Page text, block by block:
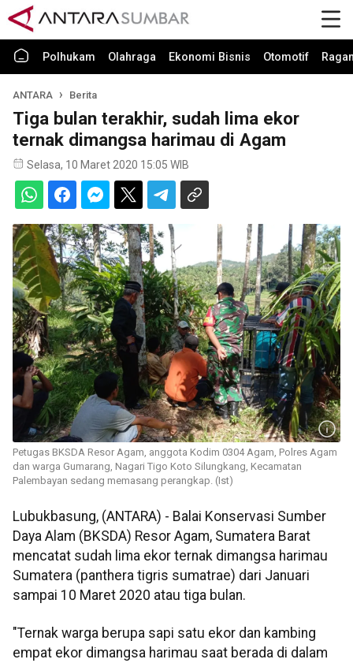
Polhukam Olahraga Ekonomi Bisnis Otomotif
ANTARA Berita
Tiga bulan terakhir, sudah lima ekor
ternak dimangsa harimau di Agam
Selasa, 10 Maret 2020 15:05 WIB
Petugas BKSDA Resor Agam, anggota Kodim 0304 Agam, Polres Agam
dan warga Gumarang, Nagari Tigo Koto Silungkang, Kecamatan
Palembayan sedang memasang perangkap. (Ist)
Lubukbasung, (ANTARA) - Balai Konservasi Sumber
Daya Alam (BKSDA) Resor Agam, Sumatera Barat
mencatat sudah lima ekor ternak dimangsa harimau
Sumatera (panthera tigris sumatrae) dari Januari
sampai 10 Maret 2020 atau tiga bulan.
"Ternak warga berupa sapi satu ekor dan kambing
empat ekor dimangsa harimau saat berada di dalam